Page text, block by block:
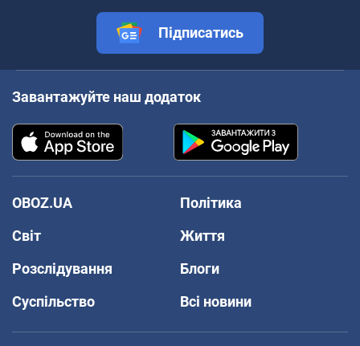
Підписатись
Завантажуйте наш додаток
OBOZ.UA
Політика
Світ
Життя
Розслідування
Блоги
Суспільство
Всі новини